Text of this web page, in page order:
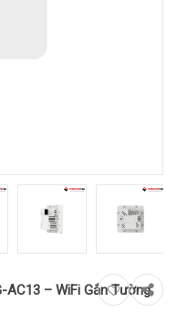
AC13 – WiFi Gắn Tường,